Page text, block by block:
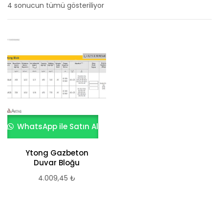
4 sonucun tümü gösteriliyor
sıralandı
WhatsApp ile Satın Al
Ytong Gazbeton
Duvar Bloğu
4.009,45 ₺